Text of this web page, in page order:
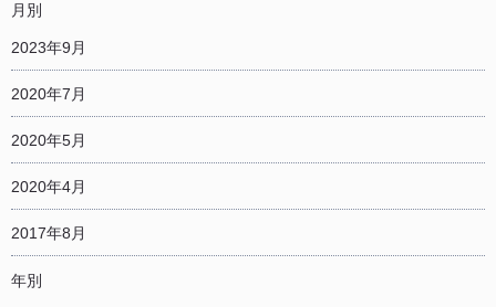
月別
2023年9月
2020年7月
2020年5月
2020年4月
2017年8月
年別